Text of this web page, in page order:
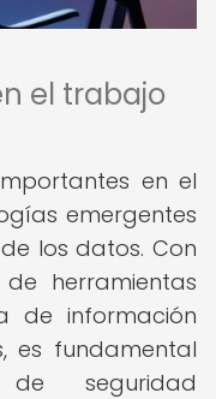
el trabajo
en el
emergentes
los datos. Con
herramientas
de información
es fundamental
de seguridad